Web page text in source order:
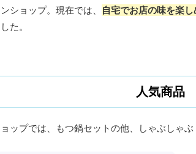
ショップ。現在では、
自宅でお店の味を楽
た。
人気商品
ップでは、もつ鍋セットの他、しゃぶしゃぶ